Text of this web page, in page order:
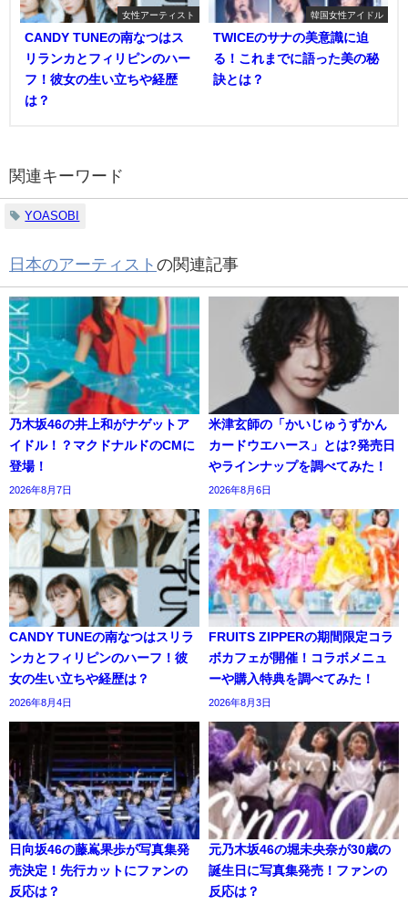
女性アーティスト
CANDY TUNEの南なつはス
リランカとフィリピンのハー
フ！彼女の生い立ちや経歴
は？
韓国女性アイドル
TWICEのサナの美意識に迫
る！これまでに語った美の秘
訣とは？
関連キーワード
YOASOBI
日本のアーティスト の関連記事
乃木坂46の井上和がナゲットア
イドル！？マクドナルドのCMに
登場！
2026年8月7日
米津玄師の「かいじゅうずかん
カードウエハース」とは?発売日
やラインナップを調べてみた！
2026年8月6日
CANDY TUNEの南なつはスリラ
ンカとフィリピンのハーフ！彼
女の生い立ちや経歴は？
2026年8月4日
FRUITS ZIPPERの期間限定コラ
ボカフェが開催！コラボメニュ
ーや購入特典を調べてみた！
2026年8月3日
日向坂46の藤嶌果歩が写真集発
売決定！先行カットにファンの
反応は？
元乃木坂46の堀未央奈が30歳の
誕生日に写真集発売！ファンの
反応は？